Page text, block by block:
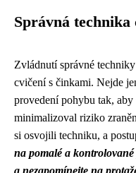
Správná technika
Zvládnutí správné
cvičení s činkami. Nejde
provedení pohybu tak,
minimalizoval riziko
si osvojili techniku, a
na pomalé a
a nezapomínejte na